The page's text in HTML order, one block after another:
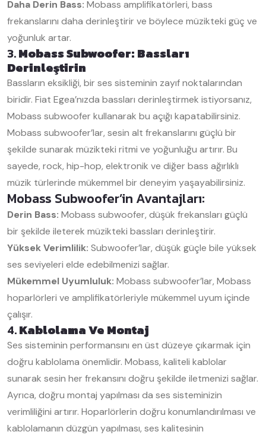
Daha Derin Bass: Mobass amplifikatörleri, bass
frekanslarını daha derinleştirir ve böylece müzikteki güç ve
yoğunluk artar.
3.Mobass Subwoofer: Bassları
Derinleştirin
Bassların eksikliği, bir ses sisteminin zayıf noktalarından
biridir. Fiat Egea’nızda bassları derinleştirmek istiyorsanız,
Mobass subwoofer kullanarak bu açığı kapatabilirsiniz.
Mobass subwoofer’lar, sesin alt frekanslarını güçlü bir
şekilde sunarak müzikteki ritmi ve yoğunluğu artırır. Bu
sayede, rock, hip-hop, elektronik ve diğer bass ağırlıklı
müzik türlerinde mükemmel bir deneyim yaşayabilirsiniz.
Mobass Subwoofer’in Avantajları:
Derin Bass: Mobass subwoofer, düşük frekansları güçlü
bir şekilde ileterek müzikteki bassları derinleştirir.
Yüksek Verimlilik: Subwoofer’lar, düşük güçle bile yüksek
ses seviyeleri elde edebilmenizi sağlar.
Mükemmel Uyumluluk: Mobass subwoofer’lar, Mobass
hoparlörleri ve amplifikatörleriyle mükemmel uyum içinde
çalışır.
4.Kablolama Ve Montaj
Ses sisteminin performansını en üst düzeye çıkarmak için
doğru kablolama önemlidir. Mobass, kaliteli kablolar
sunarak sesin her frekansını doğru şekilde iletmenizi sağlar.
Ayrıca, doğru montaj yapılması da ses sisteminizin
verimliliğini artırır. Hoparlörlerin doğru konumlandırılması ve
kablolamanın düzgün yapılması, ses kalitesinin